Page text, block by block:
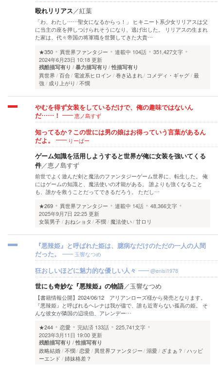
殴れリリアス ／紅葉
「わ、わたし……聖女になるからっ！」 ヒキニート系少女リリアスは父
に当主の座を押しつけられそうになり、逃げ出した。 リリアスの生まれ
た家は、代々帝国の将軍職を世襲してきた大貴…
★350
異世界ファンタジー 連載中 104話
351,427文字
2024年6月23日 10:18 更新
残酷描写有り 暴力描写有り 性描写有り
異世界 百合 電波系ヒロイン 巻き込まれ コメディ・ギャグ 最
強
成り上がり 不憫
やむを得ず女装をしているだけで、俺の趣味ではないん
だ……！
恵ノ島すず
知ってるか？この世には男の娘はお得っていう言葉があるん
だよ。
りーぱー
ゲーム知識を活用しようすると世界が俺に女装を強いてくる
件／恵ノ島すず
前世でよく遊んだ剣と魔法のファンタジーゲーム世界に、転生した。 俺
にはゲームの知識と、魔法使いの才能がある。 誰よりも強くなること
も、誰かを救うことだってできるだろう。 ただし…
★269
異世界ファンタジー 連載中 14話
48,366文字
2025年9月7日 22:25 更新
女装男子
おねショタ 不憫 魔法使い 甘ロリ
『悪辣姫』と呼ばれた姫は、臆病なだけのただの一人の人間
だった。
玉響なつめ
狂おしいほどに魅力的な優しい人々 @enisi1978
世にも奇妙な『悪辣姫』の物語／玉響なつめ
【書籍情報公開】2024/06/12 アリアンローズ様から発売となります。
『悪辣姫』と呼ばれるヘレナは我が儘で、誰も近寄らない孤高の姫。 そ
んな彼女が隣国の辺境伯、アレンデー…
★244
恋愛 完結済 133話
225,741文字
2023年3月11日 19:00 更新
残酷描写有り 性描写有り
政略結婚 不憫 恋愛 異世界ファンタジー 溺愛 ざまぁ？
ハッピ
ーエンド
姉妹格差？